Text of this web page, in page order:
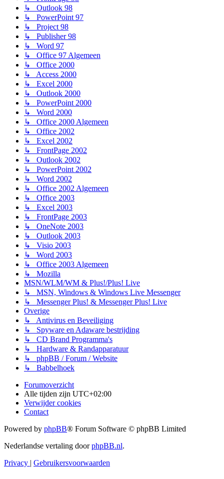
↳ Outlook 98
↳ PowerPoint 97
↳ Project 98
↳ Publisher 98
↳ Word 97
↳ Office 97 Algemeen
↳ Office 2000
↳ Access 2000
↳ Excel 2000
↳ Outlook 2000
↳ PowerPoint 2000
↳ Word 2000
↳ Office 2000 Algemeen
↳ Office 2002
↳ Excel 2002
↳ FrontPage 2002
↳ Outlook 2002
↳ PowerPoint 2002
↳ Word 2002
↳ Office 2002 Algemeen
↳ Office 2003
↳ Excel 2003
↳ FrontPage 2003
↳ OneNote 2003
↳ Outlook 2003
↳ Visio 2003
↳ Word 2003
↳ Office 2003 Algemeen
↳ Mozilla
MSN/WLM/WM & Plus!/Plus! Live
↳ MSN, Windows & Windows Live Messenger
↳ Messenger Plus! & Messenger Plus! Live
Overige
↳ Antivirus en Beveiliging
↳ Spyware en Adaware bestrijding
↳ CD Brand Programma's
↳ Hardware & Randapparatuur
↳ phpBB / Forum / Website
↳ Babbelhoek
Forumoverzicht
Alle tijden zijn UTC+02:00
Verwijder cookies
Contact
Powered by phpBB® Forum Software © phpBB Limited
Nederlandse vertaling doorphpBB.nl.
Privacy | Gebruikersvoorwaarden